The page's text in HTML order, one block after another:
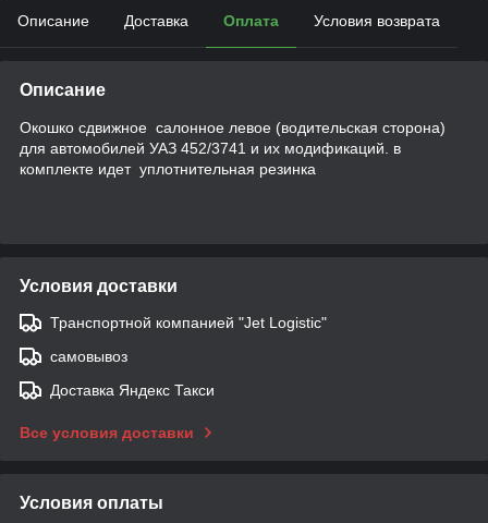
Описание Доставка Оплата Условия возврата
Описание
Окошко сдвижное салонное левое (водительская сторона)
для автомобилей УАЗ 452/3741 и их модификаций. в
комплекте идет уплотнительная резинка
Условия доставки
Транспортной компанией "Jet Logistic"
самовывоз
Доставка Яндекс Такси
Все условия доставки
Условия оплаты